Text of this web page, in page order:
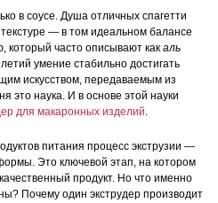
в соусе. Душа отличных спагетти
— в том идеальном балансе
который часто описывают как аль
умение стабильно достигать
искусством, передаваемым из
это наука. И в основе этой науки
для макаронных изделий.
питания процесс экструзии —
Это ключевой этап, на котором
продукт. Но что именно
Почему один экструдер производит